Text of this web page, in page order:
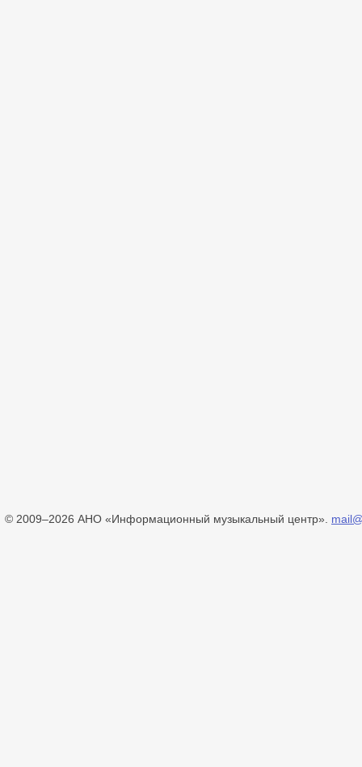
© 2009–2026 АНО «Информационный музыкальный центр».